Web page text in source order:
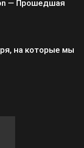
— Прошедшая
на которые мы